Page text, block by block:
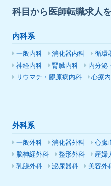
科目から医師転職求人
内科系
一般内科 消化器内科 循環
神経内科
腎臓内科 内分泌
リウマチ・膠原病内科
心療
外科系
一般外科 消化器外科 心臓
脳神経外科
整形外科 産婦
乳腺外科
泌尿器科 美容外